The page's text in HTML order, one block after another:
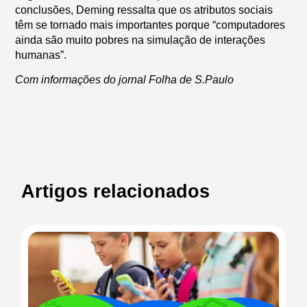
conclusões, Deming ressalta que os atributos sociais
têm se tornado mais importantes porque “computadores
ainda são muito pobres na simulação de interações
humanas”.
Com informações do jornal Folha de S.Paulo
Artigos relacionados